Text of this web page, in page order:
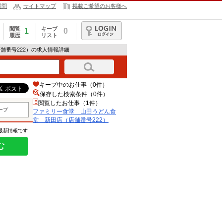
問 サイトマップ 掲載ご希望のお客様へ
閲覧
履歴
1
キープ
リスト
0
ログイン
番号222）の求人情報詳細
プ
新情報です
キープ中のお仕事（0件）
保存した検索条件（0件）
閲覧したお仕事（1件）
ファミリー食堂 山田うどん食
堂 新田店（店舗番号222）